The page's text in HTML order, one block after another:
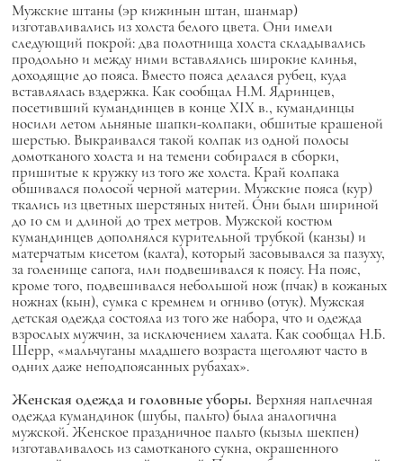
Мужские штаны (эр кижинын штан, шанмар)
изготавливались из холста белого цвета. Они имели
следующий покрой: два полотнища холста складывались
продольно и между ними вставлялись широкие клинья,
доходящие до пояса. Вместо пояса делался рубец, куда
вставлялась вздержка. Как сообщал Н.М. Ядринцев,
посетивший кумандинцев в конце XIX в., кумандинцы
носили летом льняные шапки-колпаки, обшитые крашеной
шерстью. Выкраивался такой колпак из одной полосы
домотканого холста и на темени собирался в сборки,
пришитые к кружку из того же холста. Край колпака
обшивался полосой черной материи. Мужские пояса (кур)
ткались из цветных шерстяных нитей. Они были шириной
до 10 см и длиной до трех метров. Мужской костюм
кумандинцев дополнялся курительной трубкой (канзы) и
матерчатым кисетом (калта), который засовывался за пазуху,
за голенище сапога, или подвешивался к поясу. На пояс,
кроме того, подвешивался небольшой нож (пчак) в кожаных
ножнах (кын), сумка с кремнем и огниво (отук). Мужская
детская одежда состояла из того же набора, что и одежда
взрослых мужчин, за исключением халата. Как сообщал Н.Б.
Шерр, «мальчуганы младшего возраста щеголяют часто в
одних даже неподпоясанных рубахах».
Женская одежда и головные уборы. Верхняя наплечная
одежда кумандинок (шубы, пальто) была аналогична
мужской. Женское праздничное пальто (кызыл шекпен)
изготавливалось из самотканого сукна, окрашенного